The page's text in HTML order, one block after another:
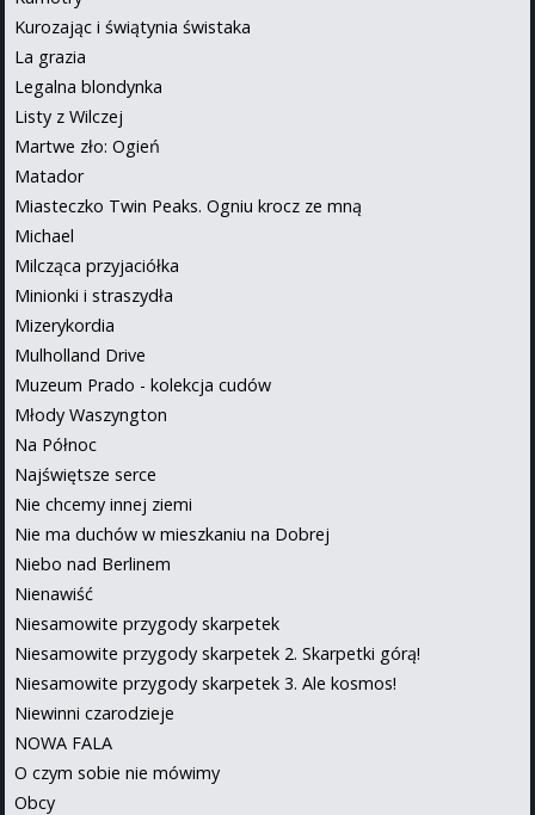
Kurozając i świątynia świstaka
La grazia
Legalna blondynka
Listy z Wilczej
Martwe zło: Ogień
Matador
Miasteczko Twin Peaks. Ogniu krocz ze mną
Michael
Milcząca przyjaciółka
Minionki i straszydła
Mizerykordia
Mulholland Drive
Muzeum Prado - kolekcja cudów
Młody Waszyngton
Na Północ
Najświętsze serce
Nie chcemy innej ziemi
Nie ma duchów w mieszkaniu na Dobrej
Niebo nad Berlinem
Nienawiść
Niesamowite przygody skarpetek
Niesamowite przygody skarpetek 2. Skarpetki górą!
Niesamowite przygody skarpetek 3. Ale kosmos!
Niewinni czarodzieje
NOWA FALA
O czym sobie nie mówimy
Obcy